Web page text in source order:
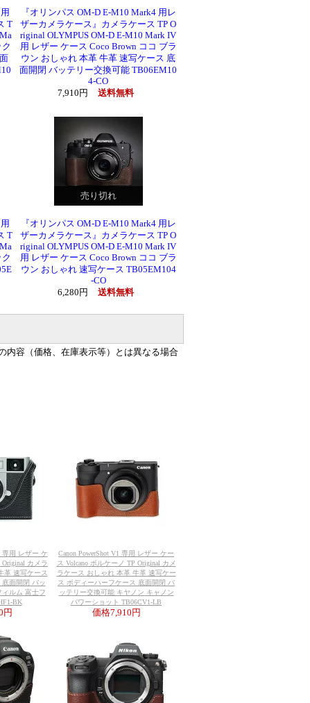
T
『オリンパス OM-D E-M10 Mark4 用レ
ザーカメラケース』カメラケース TP O
riginal OLYMPUS OM-D E-M10 Mark IV
用 レザー ケース Coco Brown ココ ブラ
ウン おしゃれ 本革 牛革 速写ケース 底
面開閉 バッテリー交換可能 TB06EM10
4-CO
7,910円
送料無料
売り切れ
T
『オリンパス OM-D E-M10 Mark4 用レ
ザーカメラケース』カメラケース TP O
riginal OLYMPUS OM-D E-M10 Mark IV
用 レザー ケース Coco Brown ココ ブラ
ウン おしゃれ 速写ケース TB05EM104
-CO
6,280円
送料無料
内容（価格、在庫表示等）とは異なる場合
専用 レザー ケ
カメラ
革 速写ケース
面開閉 バッ
ィルム 富士フ
BK
円
Canon PowerShot V1 専用 レザー ケー
ス Volcano ボルケーノ TP Original カメ
ラケース おしゃれ 本革 牛革 速写ケー
ス ボディーハーフケース 底面開閉 バ
ッテリー交換可能 キヤノン キャノン
パワーショット TB06CV1-LB
価格7,910円